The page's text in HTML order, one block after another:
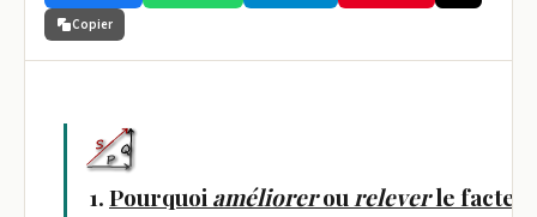
Copier
1.Pourquoi améliorerou releverle